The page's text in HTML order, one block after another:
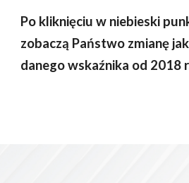
Po kliknięciu w niebieski
zobaczą Państwo zmianę
danego wskaźnika od 2018